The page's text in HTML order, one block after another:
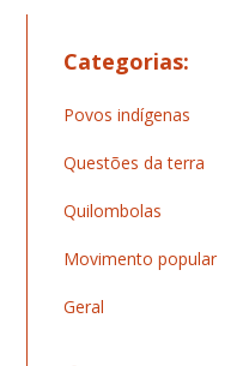
Categorias:
Povos indígenas
Questões da terra
Quilombolas
Movimento popular
Geral